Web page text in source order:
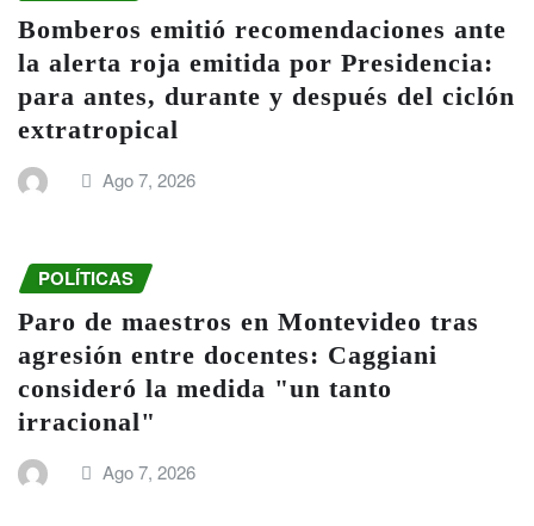
Bomberos emitió recomendaciones ante
la alerta roja emitida por Presidencia:
para antes, durante y después del ciclón
extratropical
Ago 7, 2026
POLÍTICAS
Paro de maestros en Montevideo tras
agresión entre docentes: Caggiani
consideró la medida "un tanto
irracional"
Ago 7, 2026